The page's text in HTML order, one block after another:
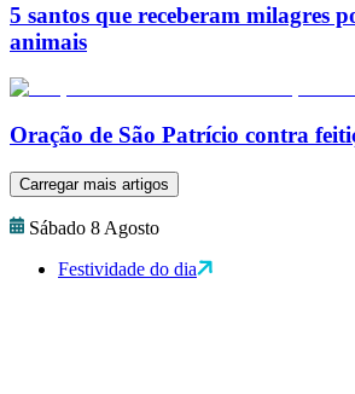
5 santos que receberam milagres
animais
Oração de São Patrício contra
Carregar mais artigos
Sábado 8 Agosto
Festividade do dia